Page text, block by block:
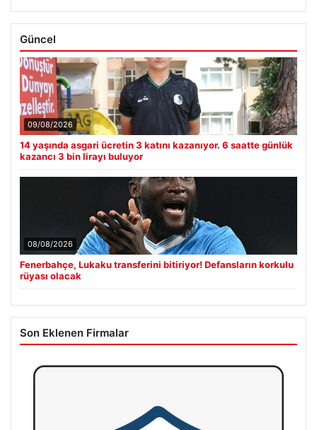
Güncel
09/08/2026
14 yaşında asgari ücretin 3 katını kazanıyor. 6 saatte günlük
kazancı 3 bin lirayı buluyor
08/08/2026
Fenerbahçe, Lukaku transferini bitiriyor! Defansların korkulu
rüyası olacak
Son Eklenen Firmalar